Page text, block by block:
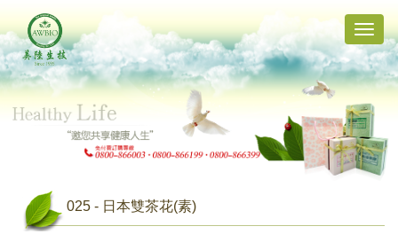
Toggle
025 - 日本雙茶花(素)